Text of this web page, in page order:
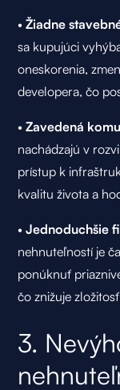
•Žiadne
sa kupujúci
oneskorenia,
developera, čo
•Zavedená
nachádzajú v
prístup k
kvalitu života a
•Jednoduchšie
nehnuteľností je
ponúknuť
čo znižuje
3.